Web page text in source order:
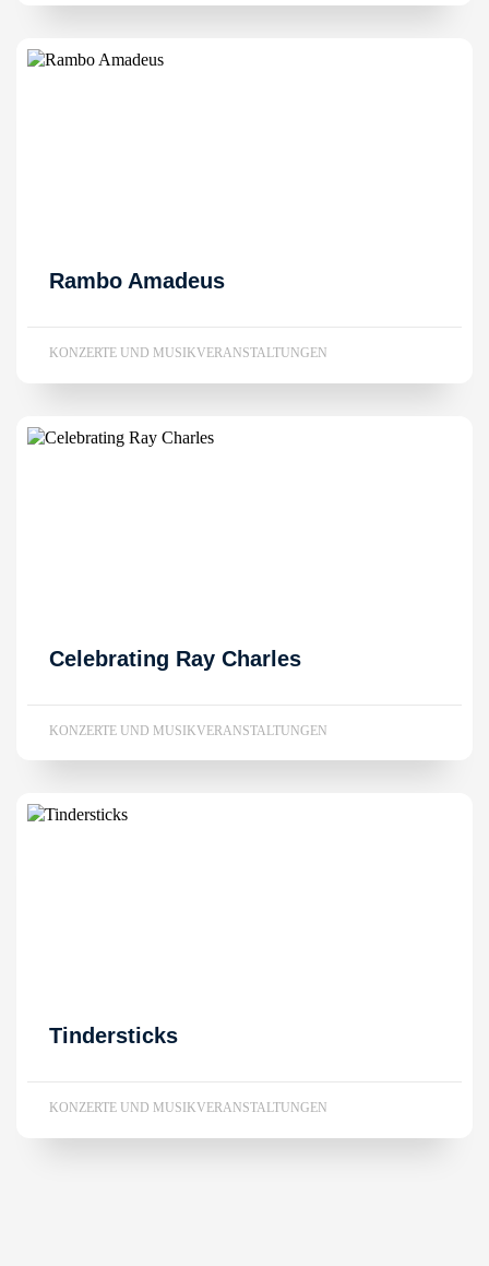
Rambo Amadeus
KONZERTE UND MUSIKVERANSTALTUNGEN
Celebrating Ray Charles
KONZERTE UND MUSIKVERANSTALTUNGEN
Tindersticks
KONZERTE UND MUSIKVERANSTALTUNGEN